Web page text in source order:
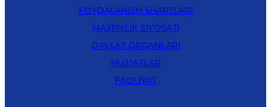
FOYDALANISH SHARTLARI
MAXFIYLIK SIYOSATI
DAVLAT ORGANLARI
HUJJATLAR
FAOLIYAT